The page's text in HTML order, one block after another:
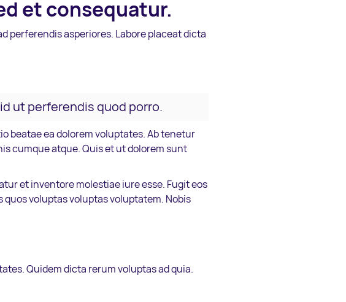
et consequatur.
perferendis asperiores. Labore placeat dicta
ut perferendis quod porro.
beatae ea dolorem voluptates. Ab tenetur
cumque atque. Quis et ut dolorem sunt
et inventore molestiae iure esse. Fugit eos
voluptas voluptas voluptatem. Nobis
Quidem dicta rerum voluptas ad quia.